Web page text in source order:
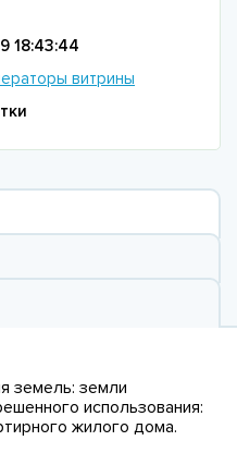
18:43:44
витрины
земель: земли
использования:
жилого дома.